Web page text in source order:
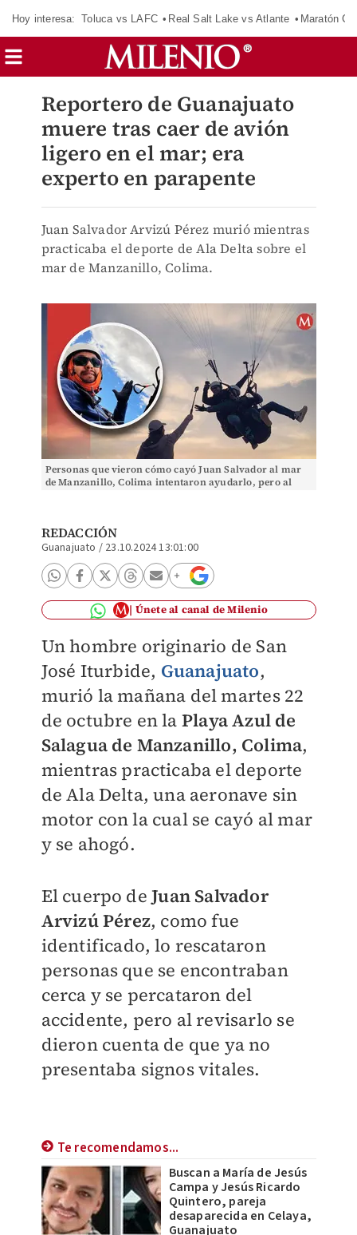
Hoy interesa: Toluca vs LAFC Real Salt Lake vs Atlante Maratón
Reportero de Guanajuato
muere tras caer de avión
ligero en el mar; era
experto en parapente
Juan Salvador Arvizú Pérez murió mientras
practicaba el deporte de Ala Delta sobre el
mar de Manzanillo, Colima.
Personas que vieron cómo cayó Juan Salvador al mar
de Manzanillo, Colima intentaron ayudarlo, pero al
REDACCIÓN
Guanajuato / 23.10.2024 13:01:00
Únete al canal de Milenio
Un hombre originario de San
José Iturbide, Guanajuato,
murió la mañana del martes 22
de octubre en la Playa Azul de
Salagua de Manzanillo, Colima,
mientras practicaba el deporte
de Ala Delta, una aeronave sin
motor con la cual se cayó al mar
y se ahogó.
El cuerpo de Juan Salvador
Arvizú Pérez, como fue
identificado, lo rescataron
personas que se encontraban
cerca y se percataron del
accidente, pero al revisarlo se
dieron cuenta de que ya no
presentaba signos vitales.
Te recomendamos...
Buscan a María de Jesús
Campa y Jesús Ricardo
Quintero, pareja
desaparecida en Celaya,
Guanajuato